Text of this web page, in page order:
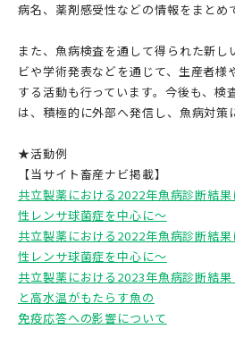
病名、薬剤感受性などの情報をまとめ
また、魚病検査を通して得られた新し
ビや学術発表などを通じて、生産者様
する活動も行っています。今後も、検
は、積極的に外部へ発信し、魚病対策
★活動例
【当サイト畜産ナビ掲載】
共立製薬における2022年魚病診断結
性レンサ球菌症を中心に～
共立製薬における2022年魚病診断結
性レンサ球菌症を中心に～
共立製薬における2023年魚病診断結果
と高水温がもたらす魚の
免疫応答への影響について